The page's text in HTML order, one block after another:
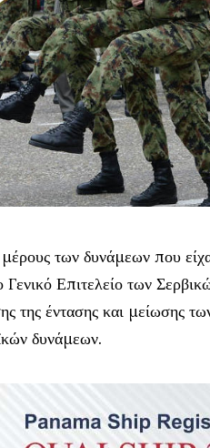
των δυνάμεων που
Επιτελείο των
της έντασης και μείωσης
δυνάμεων.